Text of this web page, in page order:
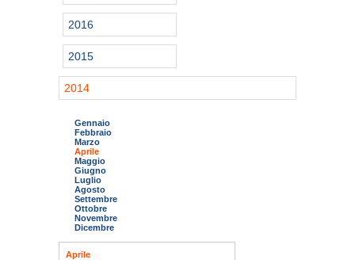
2016
2015
2014
Gennaio
Febbraio
Marzo
Aprile
Maggio
Giugno
Luglio
Agosto
Settembre
Ottobre
Novembre
Dicembre
Aprile